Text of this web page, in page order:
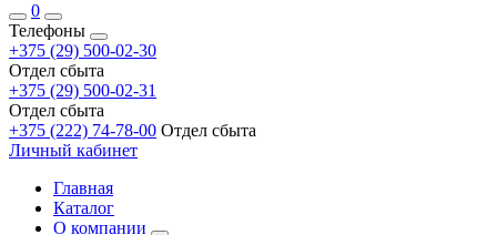
0
Телефоны
+375 (29) 500-02-30
Отдел сбыта
+375 (29) 500-02-31
Отдел сбыта
+375 (222) 74-78-00 Отдел сбыта
Личный кабинет
Главная
Каталог
О компании